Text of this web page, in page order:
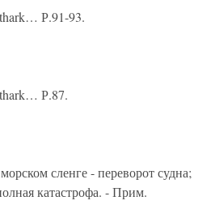
Р.91-93.
Р.87.
сленге - переворот судна;
катастрофа. - Прим.